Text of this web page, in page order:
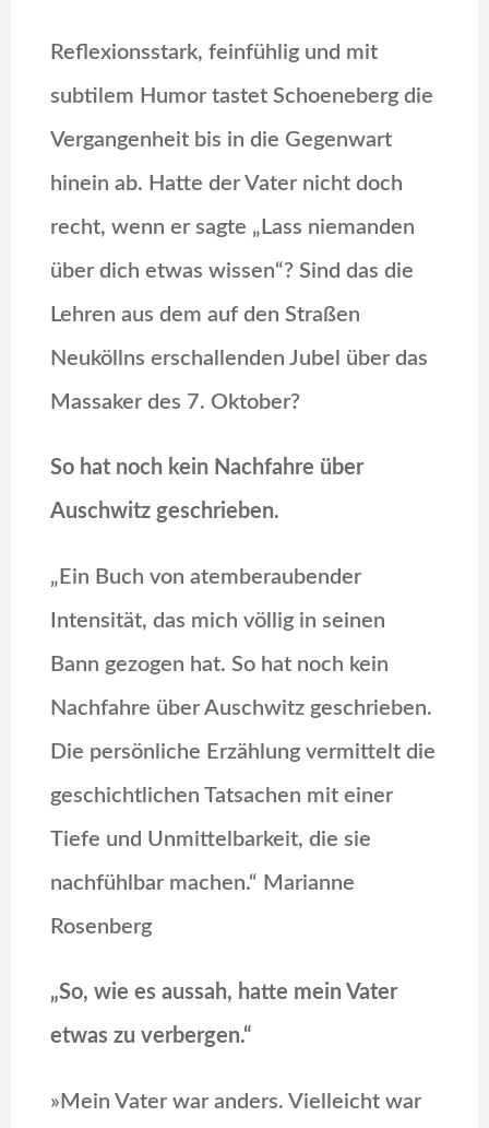
Reflexionsstark, feinfühlig und mit
subtilem Humor tastet Schoeneberg die
Vergangenheit bis in die Gegenwart
hinein ab. Hatte der Vater nicht doch
recht, wenn er sagte „Lass niemanden
über dich etwas wissen“? Sind das die
Lehren aus dem auf den Straßen
Neuköllns erschallenden Jubel über das
Massaker des 7. Oktober?
So hat noch kein Nachfahre über
Auschwitz geschrieben.
„Ein Buch von atemberaubender
Intensität, das mich völlig in seinen
Bann gezogen hat. So hat noch kein
Nachfahre über Auschwitz geschrieben.
Die persönliche Erzählung vermittelt die
geschichtlichen Tatsachen mit einer
Tiefe und Unmittelbarkeit, die sie
nachfühlbar machen.“ Marianne
Rosenberg
„So, wie es aussah, hatte mein Vater
etwas zu verbergen.“
»Mein Vater war anders. Vielleicht war